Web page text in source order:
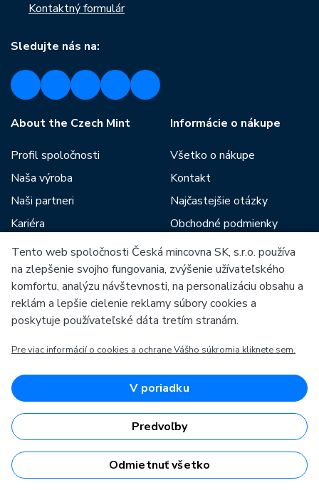
Kontaktný formulár
Sledujte nás na:
About the Czech Mint
Profil spoločnosti
Naša výroba
Naši partneri
Kariéra
Správy
Na stiahnutie
Archív razieb
Informácie o nákupe
Všetko o nákupe
Kontakt
Najčastejšie otázky
Obchodné podmienky
Predajne Českej mincovne
Poradca
Európsky fond pre regionálny rozvoj
OP Podnikanie a inovácie pre konkurencieschopnosť
Európska únia
Európsky fond pre regionálny rozvoj
Tento web spoločnosti Česká mincovna SK, s.r.o. používa
na zlepšenie svojho fungovania, zvýšenie užívateľského
komfortu, analýzu návštevnosti, na personalizáciu obsahu a
reklám a lepšie cielenie reklamy súbory cookies a
poskytuje používateľské dáta tretím stranám.
Pre viac informácií o cookies a ochrane Vášho súkromia kliknete sem.
V poriadku
Predvoľby
Odmietnuť všetko